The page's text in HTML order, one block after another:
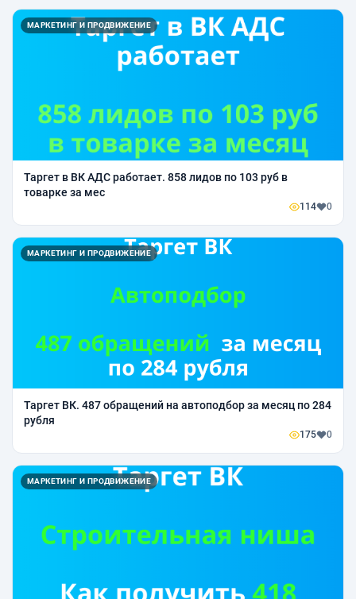
МАРКЕТИНГ И ПРОДВИЖЕНИЕ
Таргет в ВК АДС работает. 858 лидов по 103 руб в
товарке за мес
114 0
МАРКЕТИНГ И ПРОДВИЖЕНИЕ
Таргет ВК. 487 обращений на автоподбор за месяц по 284
рубля
175 0
МАРКЕТИНГ И ПРОДВИЖЕНИЕ